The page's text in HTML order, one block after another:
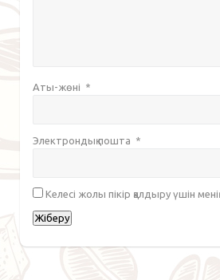
Аты-жөні *
Электрондық пошта *
Келесі жолы пікір қалдыру үшін